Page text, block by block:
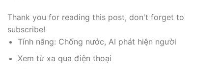
Thank you for reading this post, don't forget to
subscribe!
Tính năng: Chống nước, AI phát hiện người
Xem từ xa qua điện thoại